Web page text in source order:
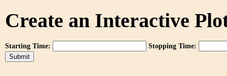
Create an Interactive
Starting Time: Stopping Time: